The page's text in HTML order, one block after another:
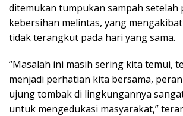
ditemukan tumpukan sampah setelah
kebersihan melintas, yang
tidak terangkut pada hari yang sama.
“Masalah ini masih sering kita temui,
menjadi perhatian kita bersama, peran
ujung tombak di lingkungannya
untuk mengedukasi masyarakat,”